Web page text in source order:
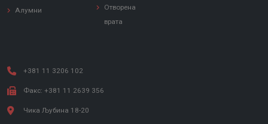
Алумни
Отворена
врата
+381 11 3206 102
Факс: +381 11 2639 356
Чика Љубина 18-20